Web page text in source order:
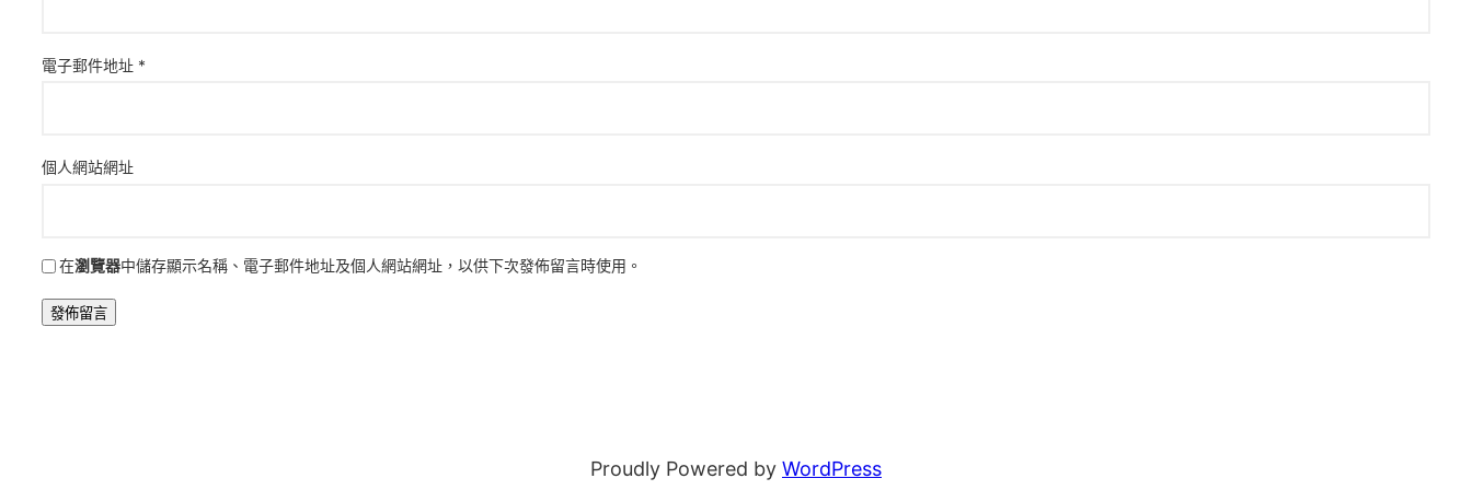
電子郵件地址 *
個人網站網址
在瀏覽器中儲存顯示名稱、電子郵件地址及個人網站網址，以供下次發佈留言時使用。
Proudly Powered by WordPress